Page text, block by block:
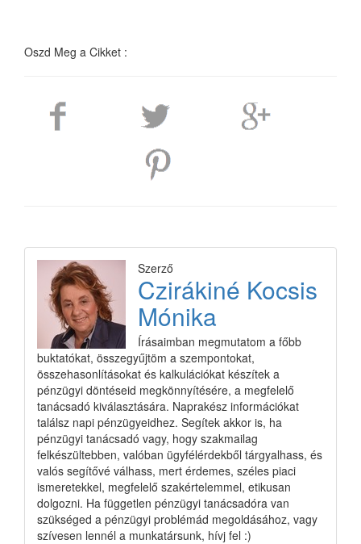
Oszd Meg a Cikket :
Szerző
Czirákiné Kocsis
Mónika
Írásaimban megmutatom a főbb
buktatókat, összegyűjtöm a szempontokat,
összehasonlításokat és kalkulációkat készítek a
pénzügyi döntéseid megkönnyítésére, a megfelelő
tanácsadó kiválasztására. Naprakész információkat
találsz napi pénzügyeidhez. Segítek akkor is, ha
pénzügyi tanácsadó vagy, hogy szakmailag
felkészültebben, valóban ügyfélérdekből tárgyalhass, és
valós segítővé válhass, mert érdemes, széles piaci
ismeretekkel, megfelelő szakértelemmel, etikusan
dolgozni. Ha független pénzügyi tanácsadóra van
szükséged a pénzügyi problémád megoldásához, vagy
szívesen lennél a munkatársunk, hívj fel :)